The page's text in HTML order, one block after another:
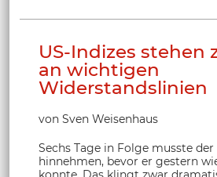
US-Indizes stehen
an wichtigen
Widerstandslinien
von Sven Weisenhaus
Sechs Tage in Folge musste
hinnehmen, bevor er gestern